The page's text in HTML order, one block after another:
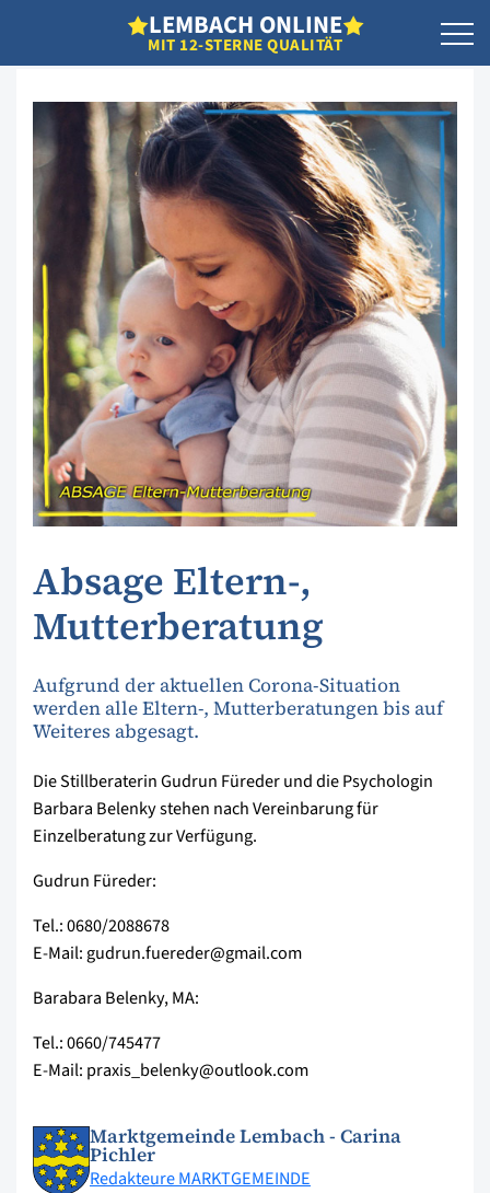
LEMBACH ONLINE
MIT 12-STERNE QUALITÄT
Absage Eltern-,
Mutterberatung
Aufgrund der aktuellen Corona-Situation
werden alle Eltern-, Mutterberatungen bis auf
Weiteres abgesagt.
Die Stillberaterin Gudrun Füreder und die Psychologin
Barbara Belenky stehen nach Vereinbarung für
Einzelberatung zur Verfügung.
Gudrun Füreder:
Tel.: 0680/2088678
E-Mail: gudrun.fuereder@gmail.com
Barabara Belenky, MA:
Tel.: 0660/745477
E-Mail: praxis_belenky@outlook.com
Marktgemeinde Lembach - Carina
Pichler
Redakteure MARKTGEMEINDE